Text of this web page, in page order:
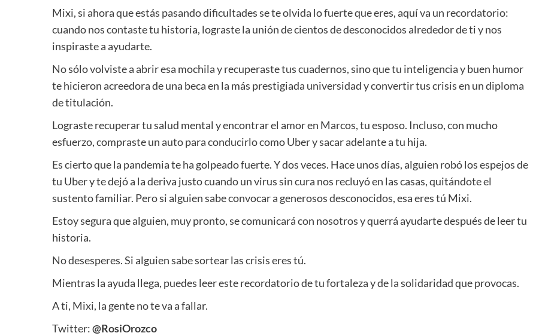
Mixi, si ahora que estás pasando dificultades se te olvida lo fuerte que eres, aquí va un recordatorio:
cuando nos contaste tu historia, lograste la unión de cientos de desconocidos alrededor de ti y nos
inspiraste a ayudarte.
No sólo volviste a abrir esa mochila y recuperaste tus cuadernos, sino que tu inteligencia y buen humor
te hicieron acreedora de una beca en la más prestigiada universidad y convertir tus crisis en un diploma
de titulación.
Lograste recuperar tu salud mental y encontrar el amor en Marcos, tu esposo. Incluso, con mucho
esfuerzo, compraste un auto para conducirlo como Uber y sacar adelante a tu hija.
Es cierto que la pandemia te ha golpeado fuerte. Y dos veces. Hace unos días, alguien robó los espejos de
tu Uber y te dejó a la deriva justo cuando un virus sin cura nos recluyó en las casas, quitándote el
sustento familiar. Pero si alguien sabe convocar a generosos desconocidos, esa eres tú Mixi.
Estoy segura que alguien, muy pronto, se comunicará con nosotros y querrá ayudarte después de leer tu
historia.
No desesperes. Si alguien sabe sortear las crisis eres tú.
Mientras la ayuda llega, puedes leer este recordatorio de tu fortaleza y de la solidaridad que provocas.
A ti, Mixi, la gente no te va a fallar.
Twitter:@RosiOrozco